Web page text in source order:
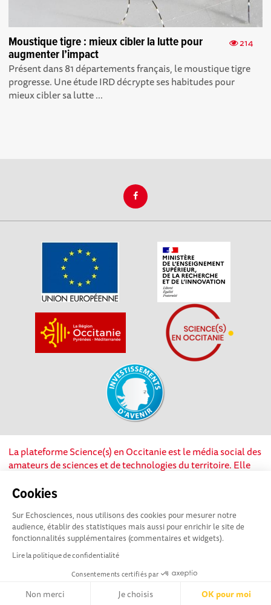
Cookies
Sur Echosciences, nous utilisons des cookies pour mesurer notre
audience, établir des statistiques mais aussi pour enrichir le site de
fonctionnalités supplémentaires (commentaires et widgets).
Lire la politique de confidentialité
Consentements certifiés par
Non merci Je choisis OK pour moi
214
Moustique tigre : mieux cibler la lutte pour
augmenter l’impact
Présent dans 81 départements français, le moustique tigre
progresse. Une étude IRD décrypte ses habitudes pour
mieux cibler sa lutte ...
La plateforme Science(s) en Occitanie est le média social des
amateurs de sciences et de technologies du territoire. Elle
soutien de nombreux acteurs locaux. Ce projet est cofinancé
l’Union européenne via les fonds européen de
développement régional. Science(s) en Occitanie est une
plateforme Echosciences by Amcsti.
Mentions légales|Politique de confidentialité
Ligne éditoriale